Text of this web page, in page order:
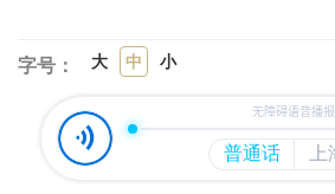
字号： 大 中 小